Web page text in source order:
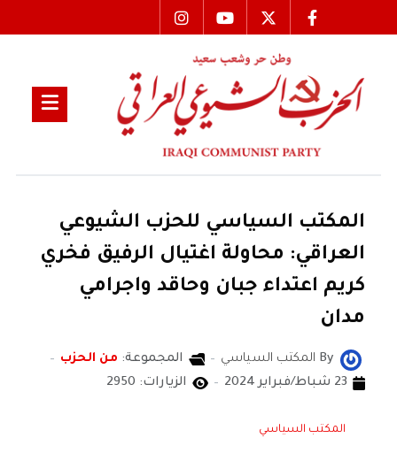
المكتب السياسي للحزب الشيوعي
العراقي: محاولة اغتيال الرفيق فخري
كريم اعتداء جبان وحاقد واجرامي
مدان
By المكتب السياسي المجموعة: من الحزب
23 شباط/فبراير 2024
الزيارات: 2950
المكتب السياسي